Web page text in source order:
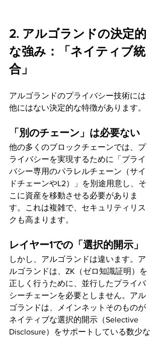
2. アルゴランドの決定的
な強み：「ネイティブ統
合」
アルゴランドのプライバシー技術には
他にはない決定的な特徴があります。
「別のチェーン」は必要ない
他の多くのブロックチェーンでは、プ
ライバシーを実現するために「プライ
バシー専用のパラレルチェーン（サイ
ドチェーンやL2）」を別途用意し、そ
こに資産を移動させる必要がありま
す。これは複雑で、セキュリティリス
クも高まります。
レイヤー1での「選択的開示」
しかし、アルゴランドは違います。ア
ルゴランドは、ZK（ゼロ知識証明）を
正しく行うために、並行したプライバ
シーチェーンを必要としません。アル
ゴランドは、メインネットそのものが
ネイティブな選択的開示（Selective
Disclosure）をサポートしている数少な